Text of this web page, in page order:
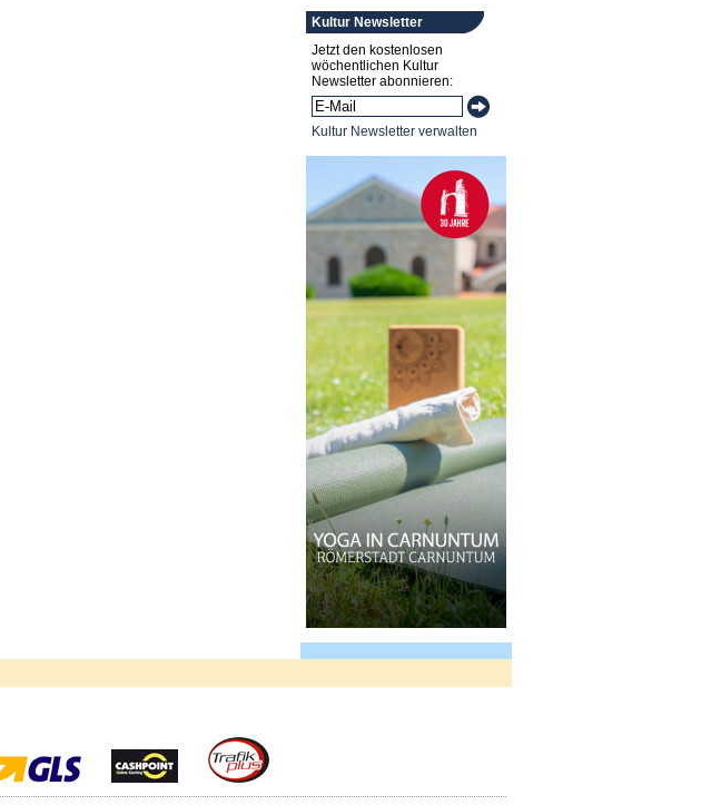
Kultur Newsletter
Jetzt den kostenlosen
wöchentlichen Kultur
Newsletter abonnieren:
Kultur Newsletter verwalten